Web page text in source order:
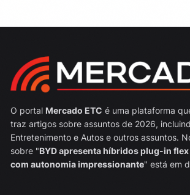
O portal Mercado ETC é uma plataforma
traz artigos sobre assuntos de 2026,
Entretenimento e Autos e outros assuntos.
sobre "BYD apresenta híbridos plug-in flex
com autonomia impressionante" está em